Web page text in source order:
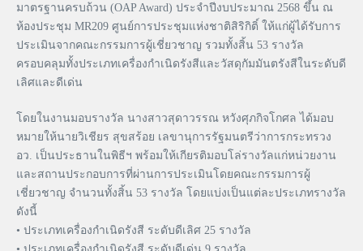
มาตรฐานครบถ้วน (OAP Award) ประจำปีงบประมาณ 2568 ขึ้น ณ
ห้องประชุม MR209 ศูนย์การประชุมแห่งชาติสิริกิติ์ ให้แก่ผู้ได้รับการ
ประเมินจากคณะกรรมการผู้เชี่ยวชาญ รวมทั้งสิ้น 53 รางวัล
ครอบคลุมทั้งประเภทเครื่องกำเนิดรังสีและวัสดุกัมมันตรังสีในระดับดี
เลิศและดีเด่น
โดยในงานมอบรางวัล นางสาวสุดาวรรณ หวังศุภกิจโกศล ได้มอบ
หมายให้นายวิเชียร สุขสร้อย เลขานุการรัฐมนตรีว่าการกระทรวง
อว. เป็นประธานในพิธีฯ พร้อมให้เกียรติมอบโล่รางวัลแก่หน่วยงาน
และสถานประกอบการที่ผ่านการประเมินโดยคณะกรรมการผู้
เชี่ยวชาญ จำนวนทั้งสิ้น 53 รางวัล โดยแบ่งเป็นแต่ละประเภทรางวัล
ดังนี้
• ประเภทเครื่องกำเนิดรังสี ระดับดีเลิศ 25 รางวัล